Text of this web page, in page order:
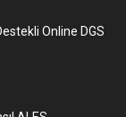
Online DGS